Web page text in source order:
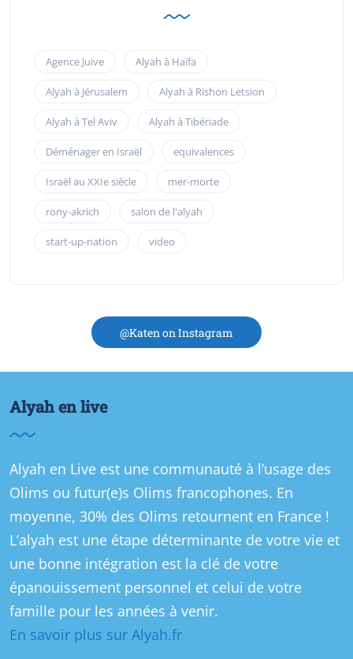
Agence Juive Alyah à Haïfa
Alyah à Jérusalem Alyah à Rishon Letsion
Alyah à Tel Aviv Alyah à Tibériade
Déménager en Israël equivalences
Israël au XXIe siècle mer-morte
rony-akrich salon de l'alyah
start-up-nation video
@Katen on Instagram
Alyah en live
Alyah en Live est une communauté à l’usage des
Olims ou futur(e)s Olims francophones. En
moyenne, 30% des Olims retournent en France !
L’alyah est une étape déterminante de votre vie et
une bonne intégration est la clé de votre
épanouissement personnel et celui de votre
famille pour les années à venir.
En savoir plus sur Alyah.fr